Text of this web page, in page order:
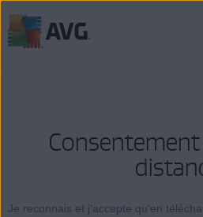
Consentement
Je reconnais et j'accepte qu'en